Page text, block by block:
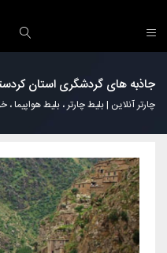
جاذبه های گردشگری استان
چارتر آنلاین | بلیط چارتر ، بلیط هواپیما ،